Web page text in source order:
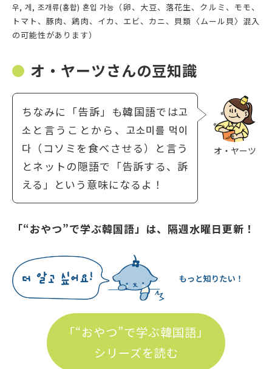
우, 게, 조개류(홍합) 혼입 가능（卵、大豆、落花生、クルミ、モモ、
トマト、豚肉、鶏肉、イカ、エビ、カニ、貝類〈ムール貝〉混入
の可能性があります）
オ・ヤーツさんの豆知識
オ・ヤーツ
ちなみに「告訴」も韓国語では고
소と言うことから、고소미를 먹이
다（コソミを食べさせる）と言う
とネットの隠語で「告訴する、訴
える」という意味になるよ！
「“おやつ”で学ぶ韓国語」は、隔週水曜日更新！
「“おやつ”で学ぶ韓国語」
シリーズを読む